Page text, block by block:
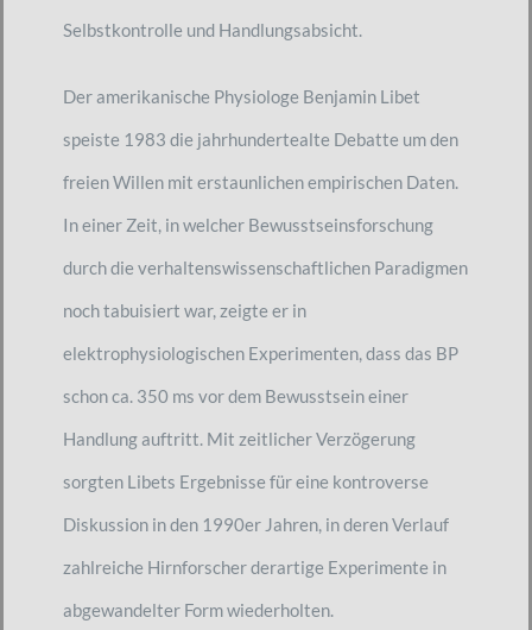
Selbstkontrolle und Handlungsabsicht.
Der amerikanische Physiologe Benjamin Libet
speiste 1983 die jahrhundertealte Debatte um den
freien Willen mit erstaunlichen empirischen Daten.
In einer Zeit, in welcher Bewusstseinsforschung
durch die verhaltenswissenschaftlichen Paradigmen
noch tabuisiert war, zeigte er in
elektrophysiologischen Experimenten, dass das BP
schon ca. 350 ms vor dem Bewusstsein einer
Handlung auftritt. Mit zeitlicher Verzögerung
sorgten Libets Ergebnisse für eine kontroverse
Diskussion in den 1990er Jahren, in deren Verlauf
zahlreiche Hirnforscher derartige Experimente in
abgewandelter Form wiederholten.